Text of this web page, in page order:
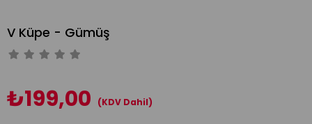
V Küpe - Gümüş
₺199,00 (KDV Dahil)